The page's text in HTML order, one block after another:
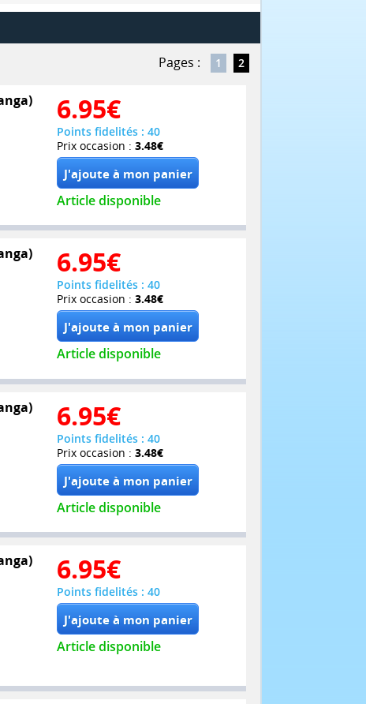
Pages : 1 2
6.95€
Points fidelités : 40
Prix occasion : 3.48€
Article disponible
6.95€
Points fidelités : 40
Prix occasion : 3.48€
Article disponible
6.95€
Points fidelités : 40
Prix occasion : 3.48€
Article disponible
6.95€
Points fidelités : 40
Article disponible